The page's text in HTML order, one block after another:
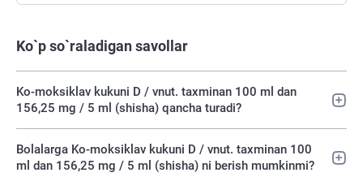
Ko`p so`raladigan savollar
Ko-moksiklav kukuni D / vnut. taxminan 100 ml dan
156,25 mg / 5 ml (shisha) qancha turadi?
Bolalarga Ko-moksiklav kukuni D / vnut. taxminan 100
ml dan 156,25 mg / 5 ml (shisha) ni berish mumkinmi?